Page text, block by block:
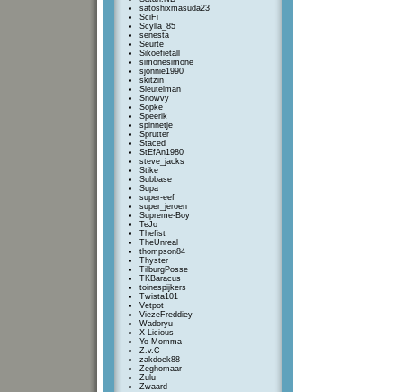
satoshixmasuda23
SciFi
Scylla_85
senesta
Seurte
Sikoefietall
simonesimone
sjonnie1990
skitzin
Sleutelman
Snowvy
Sopke
Speerik
spinnetje
Sprutter
Staced
StEfAn1980
steve_jacks
Stike
Subbase
Supa
super-eef
super_jeroen
Supreme-Boy
TeJo
Thefist
TheUnreal
thompson84
Thyster
TilburgPosse
TKBaracus
toinespijkers
Twista101
Vetpot
ViezeFreddiey
Wadoryu
X-Licious
Yo-Momma
Z.v.C
zakdoek88
Zeghomaar
Zulu
Zwaard